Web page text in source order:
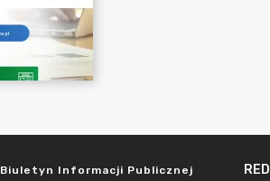
Biuletyn Informacji Publicznej